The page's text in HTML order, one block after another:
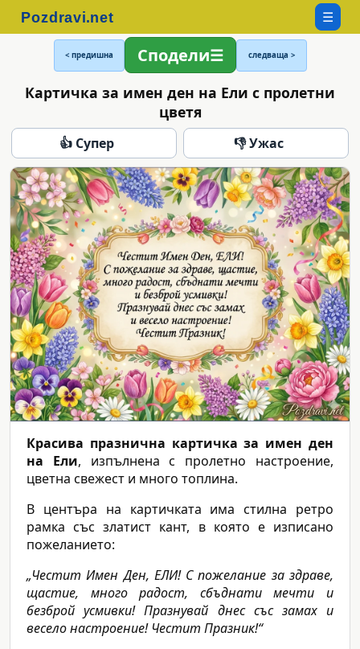
☰
< предишна Сподели следваща >
Картичка за имен ден на Ели с пролетни
цветя
👍 Супер 👎 Ужас
Красива празнична картичка за имен ден
на Ели, изпълнена с пролетно настроение,
цветна свежест и много топлина.
В центъра на картичката има стилна ретро
рамка със златист кант, в която е изписано
пожеланието:
„Честит Имен Ден, ЕЛИ! С пожелание за здраве,
щастие, много радост, сбъднати мечти и
безброй усмивки! Празнувай днес със замах и
весело настроение! Честит Празник!“